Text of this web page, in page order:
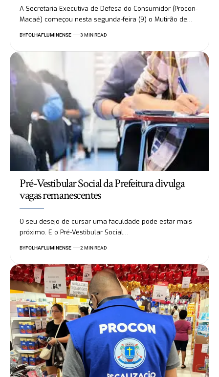
A Secretaria Executiva de Defesa do Consumidor (Procon-
Macaé) começou nesta segunda-feira (9) o Mutirão de…
BYFOLHAFLUMINENSE 3 MIN READ
Pré-Vestibular Social da Prefeitura divulga
vagas remanescentes
O seu desejo de cursar uma faculdade pode estar mais
próximo. E o Pré-Vestibular Social…
BYFOLHAFLUMINENSE 2 MIN READ